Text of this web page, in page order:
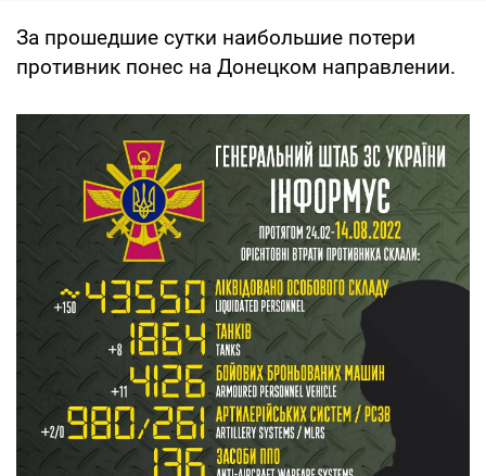
За прошедшие сутки наибольшие потери
противник понес на Донецком направлении.